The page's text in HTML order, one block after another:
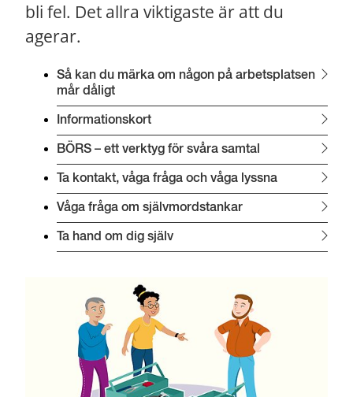
bli fel. Det allra viktigaste är att du
agerar.
Så kan du märka om någon på arbetsplatsen
mår dåligt
Informationskort
BÖRS – ett verktyg för svåra samtal
Ta kontakt, våga fråga och våga lyssna
Våga fråga om självmordstankar
Ta hand om dig själv